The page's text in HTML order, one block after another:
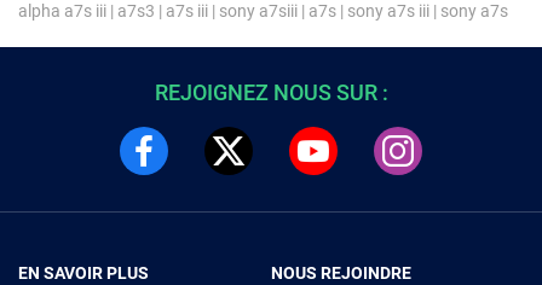
alpha a7s iii | a7s3 | a7s iii | sony a7siii | a7s | sony a7s iii | sony a7s
REJOIGNEZ NOUS SUR :
EN SAVOIR PLUS
NOUS REJOINDRE